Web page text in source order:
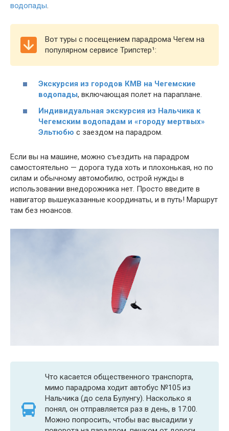
водопады.
Вот туры с посещением парадрома Чегем на
популярном сервисе Трипстер¹:
Экскурсия из городов КМВ на Чегемские
водопады, включающая полет на параплане.
Индивидуальная экскурсия из Нальчика к
Чегемским водопадам и «городу мертвых»
Эльтюбю с заездом на парадром.
Если вы на машине, можно съездить на парадром
самостоятельно — дорога туда хоть и плохонькая, но по
силам и обычному автомобилю, острой нужды в
использовании внедорожника нет. Просто введите в
навигатор вышеуказанные координаты, и в путь! Маршрут
там без нюансов.
Что касается общественного транспорта,
мимо парадрома ходит автобус №105 из
Нальчика (до села Булунгу). Насколько я
понял, он отправляется раз в день, в 17:00.
Можно попросить, чтобы вас высадили у